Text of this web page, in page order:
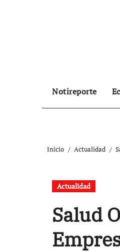
Notireporte
Inicio Actualidad
Actualidad
Salud